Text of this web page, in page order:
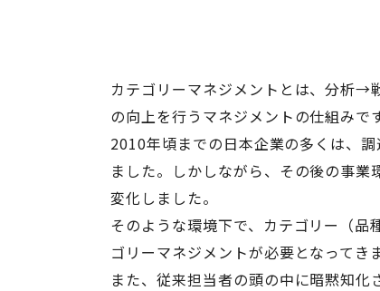
カテゴリーマネジメントとは、分析
の向上を行うマネジメントの仕組みです
2010年頃までの日本企業の多くは、
ました。しかしながら、その後の事
変化しました。
そのような環境下で、カテゴリー（
ゴリーマネジメントが必要となってき
また、従来担当者の頭の中に暗黙知